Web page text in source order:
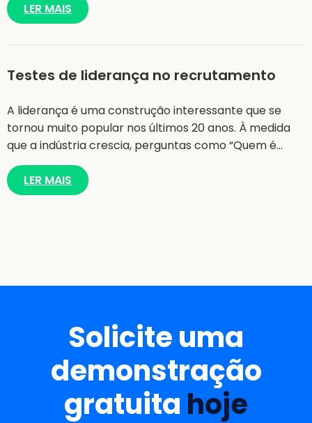
LER MAIS
Testes de liderança no recrutamento
A liderança é uma construção interessante que se
tornou muito popular nos últimos 20 anos. À medida
que a indústria crescia, perguntas como “Quem é…
LER MAIS
Solicite uma
demonstração
gratuita hoje